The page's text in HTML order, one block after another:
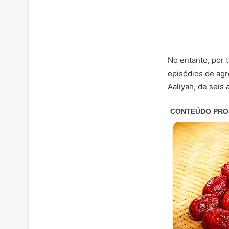
No entanto, por
episódios de
Aaliyah, de seis